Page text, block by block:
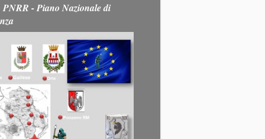
- Piano Nazionale di